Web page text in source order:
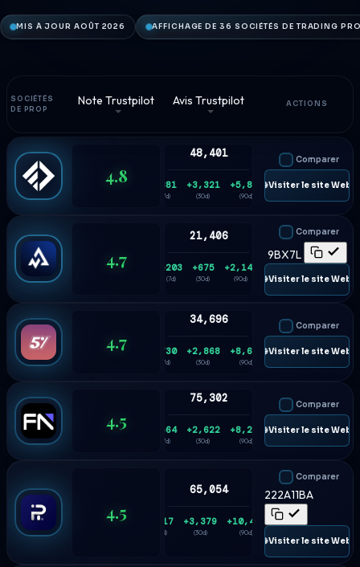
MIS À JOUR AOÛT 2026 AFFICHAGE DE 36 SOCIÉTÉS DE TRADING
SOCIÉTÉS
DE PROP
Note Trustpilot Avis Trustpilot ACTIONS
4.8
48,401
+881
(7d)
+3,321
(30d)
+5,836
(90d)
Comparer
🌐 Visiter le site Web
4.7
21,406
+203
(7d)
+675
(30d)
+2,145
(90d)
Comparer
9BX7L
🌐 Visiter le site Web
4.7
34,696
+730
(7d)
+2,868
(30d)
+8,626
(90d)
Comparer
🌐 Visiter le site Web
4.5
75,302
+564
(7d)
+2,622
(30d)
+8,206
(90d)
Comparer
🌐 Visiter le site Web
4.5
65,054
+817
(7d)
+3,379
(30d)
+10,475
(90d)
Comparer
222A11BA
🌐 Visiter le site Web